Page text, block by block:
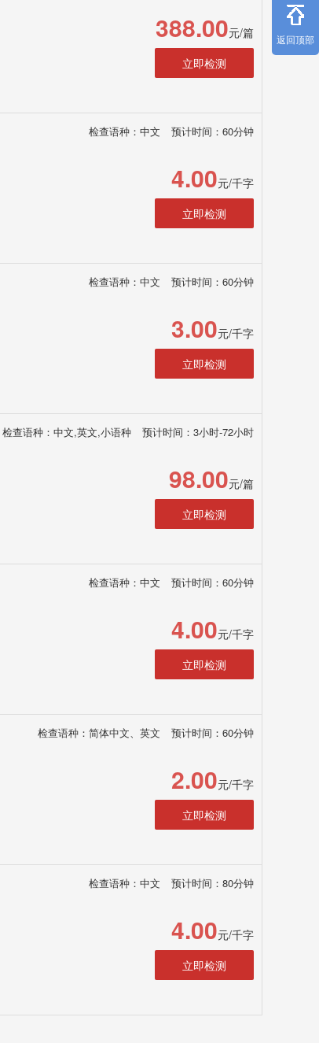
388.00元/篇
立即检测
检查语种：中文 预计时间：60分钟
4.00元/千字
立即检测
检查语种：中文 预计时间：60分钟
3.00元/千字
立即检测
检查语种：中文,英文,小语种 预计时间：3小时-72小时
98.00元/篇
立即检测
检查语种：中文 预计时间：60分钟
4.00元/千字
立即检测
检查语种：简体中文、英文 预计时间：60分钟
2.00元/千字
立即检测
检查语种：中文 预计时间：80分钟
4.00元/千字
立即检测
返回顶部